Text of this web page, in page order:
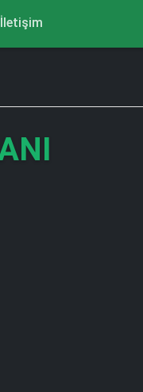
İletişim